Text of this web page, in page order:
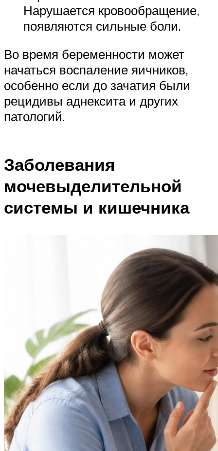
Нарушается кровообращение,
появляются сильные боли.
Во время беременности может
начаться воспаление яичников,
особенно если до зачатия были
рецидивы аднексита и других
патологий.
Заболевания
мочевыделительной
системы и кишечника